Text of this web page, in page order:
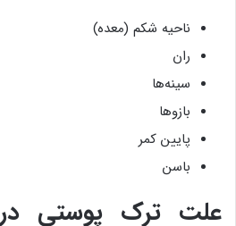
ناحیه شکم (معده)
ران
سینه‌ها
بازوها
پایین کمر
باسن
علت ترک پوستی در